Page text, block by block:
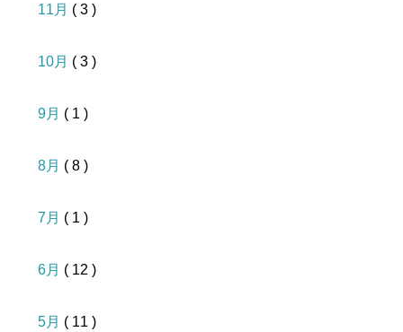
11月 ( 3 )
10月 ( 3 )
9月 ( 1 )
8月 ( 8 )
7月 ( 1 )
6月 ( 12 )
5月 ( 11 )